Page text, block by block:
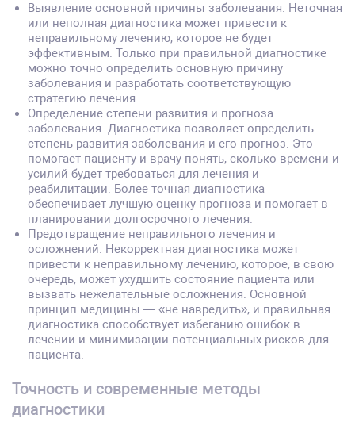
Выявление основной причины заболевания. Неточная
или неполная диагностика может привести к
неправильному лечению, которое не будет
эффективным. Только при правильной диагностике
можно точно определить основную причину
заболевания и разработать соответствующую
стратегию лечения.
Определение степени развития и прогноза
заболевания. Диагностика позволяет определить
степень развития заболевания и его прогноз. Это
помогает пациенту и врачу понять, сколько времени и
усилий будет требоваться для лечения и
реабилитации. Более точная диагностика
обеспечивает лучшую оценку прогноза и помогает в
планировании долгосрочного лечения.
Предотвращение неправильного лечения и
осложнений. Некорректная диагностика может
привести к неправильному лечению, которое, в свою
очередь, может ухудшить состояние пациента или
вызвать нежелательные осложнения. Основной
принцип медицины — «не навредить», и правильная
диагностика способствует избеганию ошибок в
лечении и минимизации потенциальных рисков для
пациента.
Точность и современные методы
диагностики